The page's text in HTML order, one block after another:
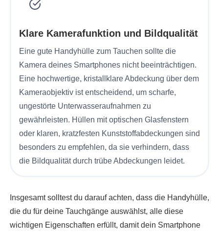
Klare Kamerafunktion und Bildqualität
Eine gute Handyhülle zum Tauchen sollte die
Kamera deines Smartphones nicht beeinträchtigen.
Eine hochwertige, kristallklare Abdeckung über dem
Kameraobjektiv ist entscheidend, um scharfe,
ungestörte Unterwasseraufnahmen zu
gewährleisten. Hüllen mit optischen Glasfenstern
oder klaren, kratzfesten Kunststoffabdeckungen sind
besonders zu empfehlen, da sie verhindern, dass
die Bildqualität durch trübe Abdeckungen leidet.
Insgesamt solltest du darauf achten, dass die Handyhülle,
die du für deine Tauchgänge auswählst, alle diese
wichtigen Eigenschaften erfüllt, damit dein Smartphone